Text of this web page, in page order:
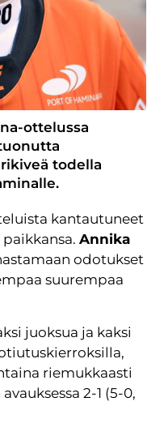
ottelussa
todella
kantautuneet
paikkansa.Annika
odotukset
suurempaa
juoksua ja kaksi
riemukkaasti
2-1 (5-0,